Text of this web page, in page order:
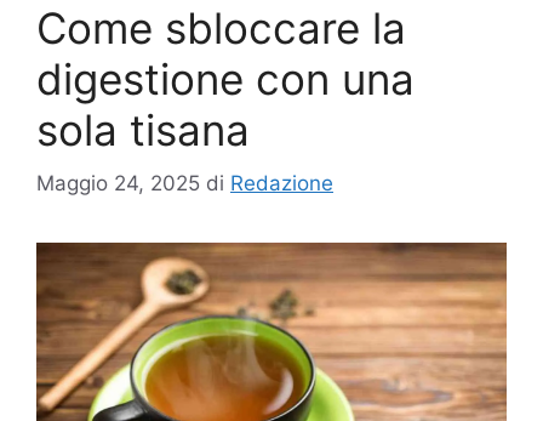
Come sbloccare la
digestione con una
sola tisana
Maggio 24, 2025 di Redazione